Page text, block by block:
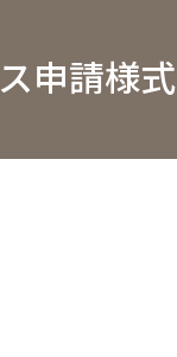
申請様式